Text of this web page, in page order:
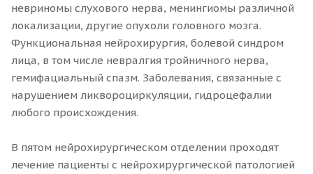
невриномы слухового нерва, менингиомы различной
локализации, другие опухоли головного мозга.
Функциональная нейрохирургия, болевой синдром
лица, в том числе невралгия тройничного нерва,
гемифациальный спазм. Заболевания, связанные с
нарушением ликвороциркуляции, гидроцефалии
любого происхождения.
В пятом нейрохирургическом отделении проходят
лечение пациенты с нейрохирургической патологией